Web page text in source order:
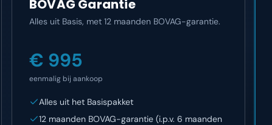
BOVAG Garantie
Alles uit Basis, met 12 maanden BOVAG-garantie.
€ 995
eenmalig bij aankoop
Alles uit het Basispakket
12 maanden BOVAG-garantie (i.p.v. 6 maanden